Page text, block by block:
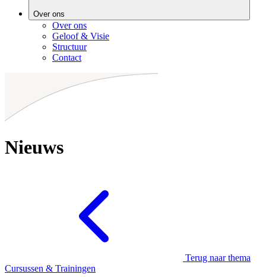
Over ons
Over ons
Geloof & Visie
Structuur
Contact
Nieuws
Terug naar thema
Cursussen & Trainingen